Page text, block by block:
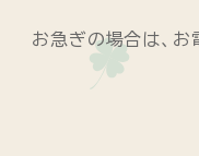
お急ぎの場合は、お